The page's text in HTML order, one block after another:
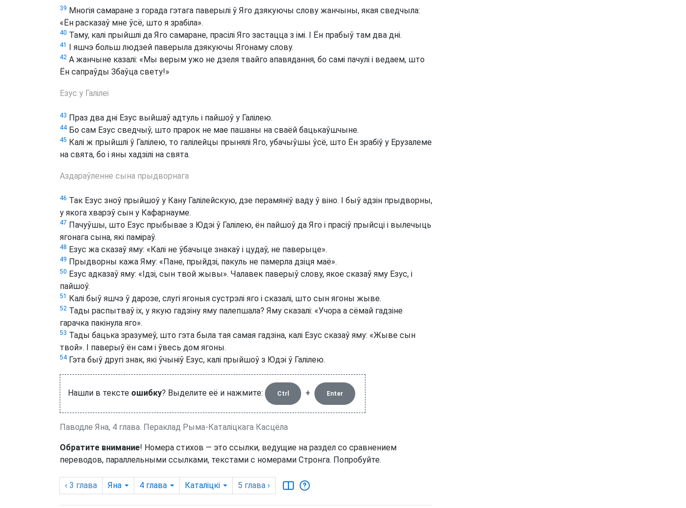
39 Многія самаране з горада гэтага паверылі ў Яго дзякуючы слову жанчыны, якая сведчыла:
«Ён расказаў мне ўсё, што я зрабіла».
40 Таму, калі прыйшлі да Яго самаране, прасілі Яго застацца з імі. І Ён прабыў там два дні.
41 І яшчэ больш людзей паверыла дзякуючы Ягонаму слову.
42 А жанчыне казалі: «Мы верым ужо не дзеля твайго апавядання, бо самі пачулі і ведаем, што
Ён сапраўды Збаўца свету!»
Езус у Галілеі
43 Праз два дні Езус выйшаў адтуль і пайшоў у Галілею.
44Бо сам Езус сведчыў, што прарок не мае пашаны на сваёй бацькаўшчыне.
45 Калі ж прыйшлі ў Галілею, то галілейцы прынялі Яго, убачыўшы ўсё, што Ён зрабіў у Ерузалеме
на свята, бо і яны хадзілі на свята.
Аздараўленне сына прыдворнага
46 Так Езус зноў прыйшоў у Кану Галілейскую, дзе перамяніў ваду ў віно. І быў адзін прыдворны,
у якога хварэў сын у Кафарнауме.
47 Пачуўшы, што Езус прыбывае з Юдэі ў Галілею, ён пайшоў да Яго і прасіў прыйсці і вылечыць
ягонага сына, які паміраў.
48 Езус жа сказаў яму: «Калі не ўбачыце знакаў і цудаў, не паверыце».
49 Прыдворны кажа Яму: «Пане, прыйдзі, пакуль не памерла дзіця маё».
50 Езус адказаў яму: «Ідзі, сын твой жывы». Чалавек паверыў слову, якое сказаў яму Езус, і
пайшоў.
51 Калі быў яшчэ ў дарозе, слугі ягоныя сустрэлі яго і сказалі, што сын ягоны жыве.
52 Тады распытваў іх, у якую гадзіну яму палепшала? Яму сказалі: «Учора а сёмай гадзіне
гарачка пакінула яго».
53 Тады бацька зразумеў, што гэта была тая самая гадзіна, калі Езус сказаў яму: «Жыве сын
твой». І паверыў ён сам і ўвесь дом ягоны.
54Гэта быў другі знак, які ўчыніў Езус, калі прыйшоў з Юдэі ў Галілею.
Нашли в тексте ошибку? Выделите её и нажмите: Ctrl + Enter
Паводле Яна, 4 глава. Пераклад Рыма-Каталіцкага Касцёла
Обратите внимание! Номера стихов — это ссылки, ведущие на раздел со сравнением
переводов, параллельными ссылками, текстами с номерами Стронга. Попробуйте.
‹ 3 глава Яна 4 глава Каталіцкі 5 глава ›